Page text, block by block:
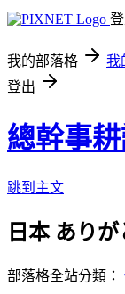
我的部落格 我
登出
總幹事
跳到主文
日本 あり
部落格全站分類：